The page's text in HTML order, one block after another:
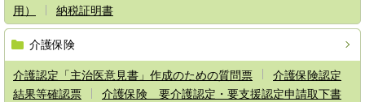
用）
納税証明書
介護保険
介護認定「主治医意見書」作成のための質問票
介護保険認定
結果等確認票
介護保険 要介護認定・要支援認定申請取下書